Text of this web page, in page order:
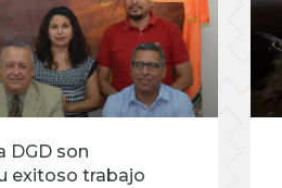
DGD son
exitoso trabajo